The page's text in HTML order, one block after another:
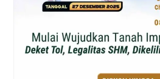
Citeureup